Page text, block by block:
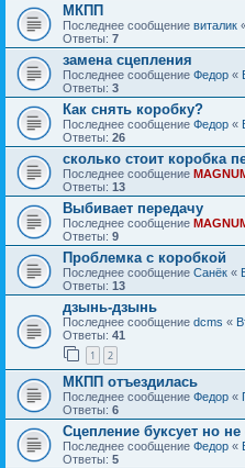
МКПП
Последнее сообщение виталик
Ответы: 7
замена сцепления
Последнее сообщение Федор «
Ответы: 3
Как снять коробку?
Последнее сообщение Федор «
Ответы: 26
сколько стоит коробка
Последнее сообщение
Ответы: 13
Выбивает передачу
Последнее сообщение
Ответы: 9
Проблемка с коробкой
Последнее сообщение Санёк «
Ответы: 13
дзынь-дзынь
Последнее сообщение dcms «
Ответы: 41
1 2
МКПП отъездилась
Последнее сообщение Федор «
Ответы: 6
Сцепление буксует но не
Последнее сообщение Федор «
Ответы: 5